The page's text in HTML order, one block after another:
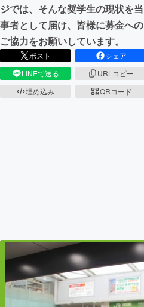
ジでは、そんな奨学生の現状を当
事者として届け、皆様に募金への
ご協力をお願いしています。
ポスト
シェア
LINEで送る
URLコピー
埋め込み
QRコード